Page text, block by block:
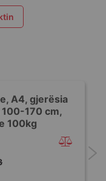
A4, gjerësia
170 cm,
100kg